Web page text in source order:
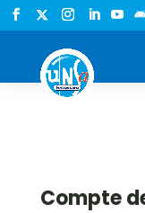
 
Compte